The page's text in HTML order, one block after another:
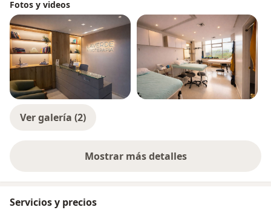
Fotos y videos
Ver galería (2)
Mostrar más detalles
sobre la experiencia
Servicios y precios